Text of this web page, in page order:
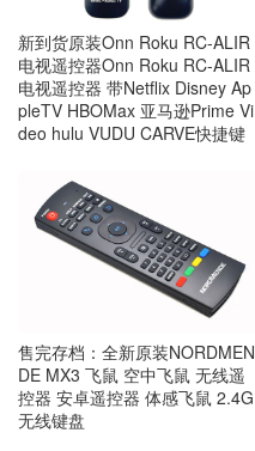
新到货原装Onn Roku RC-ALIR
电视遥控器Onn Roku RC-ALIR
电视遥控器 带Netflix Disney Ap
pleTV HBOMax 亚马逊Prime Vi
deo hulu VUDU CARVE快捷键
售完存档：全新原装NORDMEN
DE MX3 飞鼠 空中飞鼠 无线遥
控器 安卓遥控器 体感飞鼠 2.4G
无线键盘